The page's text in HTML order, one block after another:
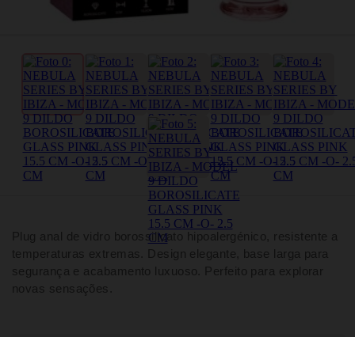
Plug anal de vidro borossilicato hipoalergénico, resistente a
temperaturas extremas. Design elegante, base larga para
segurança e acabamento luxuoso. Perfeito para explorar
novas sensações.